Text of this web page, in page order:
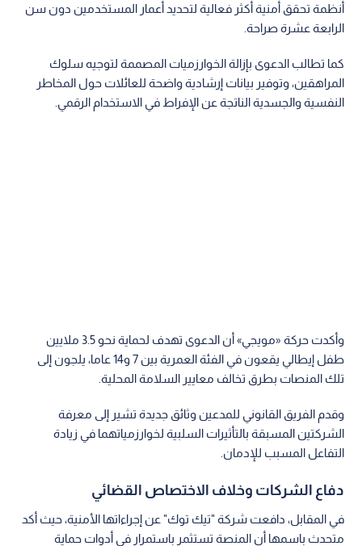
أنظمة تحقق أمنية أكثر فعالية لتحديد أعمار المستخدمين دون سن
الرابعة عشرة صراحة.
كما تطالب الدعوى بإزالة الخوارزميات المصممة لتوجيه سلوك
المراهقين، وتوفير بيانات إرشادية واضحة للعائلات حول المخاطر
النفسية والجسدية الناتجة عن الإفراط في الاستخدام الرقمي.
وأكدت حركة «مويجي» أن الدعوى تهدف لحماية نحو 3.5 ملايين
طفل إيطالي يقعون في الفئة العمرية بين 7 و14 عاما، يلجون إلى
تلك المنصات بطرق تخالف معايير السلامة المحلية.
وقدم الفريق القانوني للمدعين وثائق جديدة تشير إلى معرفة
الشركتين المسبقة بالتأثيرات السلبية لخوارزمياتهما في زيادة
التفاعل المسبب للإدمان.
دفاع الشركات وخلاف الاختصاص القضائي
في المقابل، دافعت شركة "تيك توك" عن إجراءاتها الأمنية، حيث أكد
متحدث باسمها أن المنصة تستثمر باستمرار في أدوات حماية